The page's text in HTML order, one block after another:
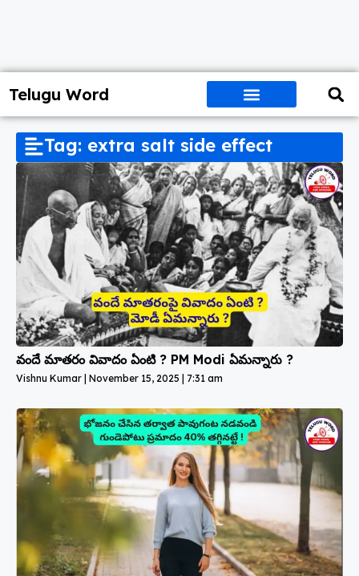
Telugu Word
Tag: extra salt side effect
వందే మాతరం వివాదం ఏంటి ? PM Modi ఏమన్నారు ?
Vishnu Kumar November 15, 2025 7:31 am